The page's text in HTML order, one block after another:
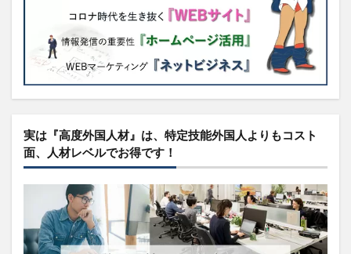
実は『高度外国人材』は、特定技能外国人よりもコスト
面、人材レベルでお得です！